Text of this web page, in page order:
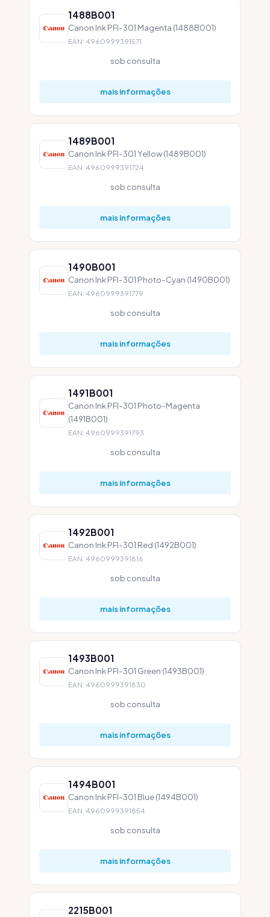
1488B001
Canon Ink PFI-301 Magenta (1488B001)
EAN: 4960999391571
sob consulta
mais informações
1489B001
Canon Ink PFI-301 Yellow (1489B001)
EAN: 4960999391724
sob consulta
mais informações
1490B001
Canon Ink PFI-301 Photo-Cyan (1490B001)
EAN: 4960999391779
sob consulta
mais informações
1491B001
Canon Ink PFI-301 Photo-Magenta
(1491B001)
EAN: 4960999391793
sob consulta
mais informações
1492B001
Canon Ink PFI-301 Red (1492B001)
EAN: 4960999391816
sob consulta
mais informações
1493B001
Canon Ink PFI-301 Green (1493B001)
EAN: 4960999391830
sob consulta
mais informações
1494B001
Canon Ink PFI-301 Blue (1494B001)
EAN: 4960999391854
sob consulta
mais informações
2215B001